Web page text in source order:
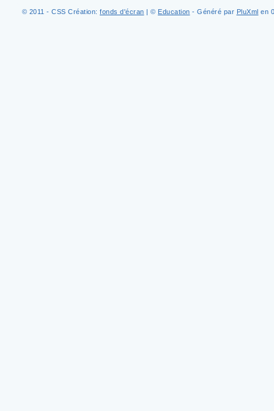
© 2011 - CSS Création: fonds d'écran | © Education - Généré par PluXml en